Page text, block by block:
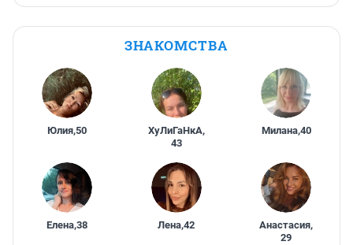
ЗНАКОМСТВА
Юлия,50 ХуЛиГаНкА,
43
Милана,40
Елена,38 Лена,42 Анастасия,
29